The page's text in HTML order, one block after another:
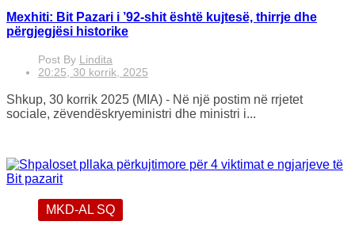
Mexhiti: Bit Pazari i ’92-shit është kujtesë, thirrje dhe
përgjegjësi historike
Post By Lindita
20:25, 30 korrik, 2025
Shkup, 30 korrik 2025 (MIA) - Në një postim në rrjetet
sociale, zëvendëskryeministri dhe ministri i...
MKD-AL SQ